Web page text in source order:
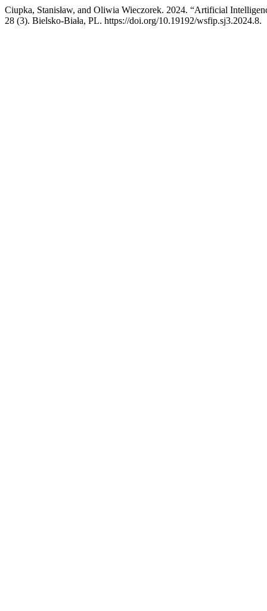
Ciupka, Stanisław, and Oliwia Wieczorek. 2024. “Artificial
28 (3). Bielsko-Biała, PL. https://doi.org/10.19192/wsfip.sj3.2024.8.